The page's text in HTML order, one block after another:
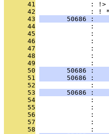
      41
: !>
      42
: !
      43
50686 :
      44
:
      45
:
      46
:
      47
              :
      48
:
      49
              :
      50
50686 :
      51
50686 :
      52
              :
      53
50686 :
      54
:
      55
:
      56
:
      57
:
      58
: